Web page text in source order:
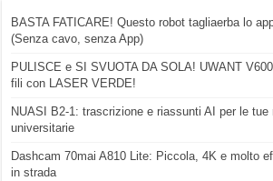
BASTA FATICARE! Questo robot tagliaerba lo
(Senza cavo, senza App)
PULISCE e SI SVUOTA DA SOLA! UWANT
fili con LASER VERDE!
NUASI B2-1: trascrizione e riassunti AI per le tue
universitarie
Dashcam 70mai A810 Lite: Piccola, 4K e molto
in strada